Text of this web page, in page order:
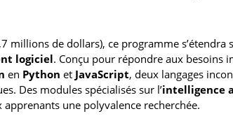
millions de dollars), ce programme
logiciel. Conçu pour répondre aux besoins
en Python et JavaScript, deux langages
Des modules spécialisés sur l’intelligence
une polyvalence recherchée.